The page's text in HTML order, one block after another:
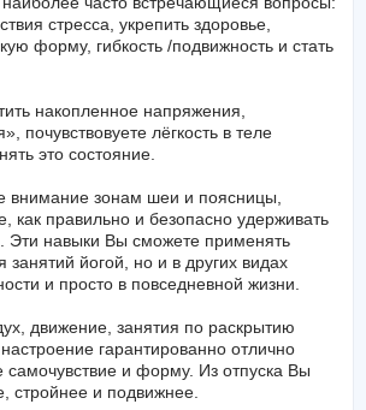
часто встречающиеся вопросы:
стресса, укрепить здоровье,
форму, гибкость /подвижность и стать
накопленное напряжения,
почувствовуете лёгкость в теле
внимание зонам шеи и поясницы,
как правильно и безопасно удерживать
Эти навыки Вы сможете применять
занятий йогой, но и в других видах
движение, занятия по раскрытию
гарантированно отлично
и форму. Из отпуска Вы